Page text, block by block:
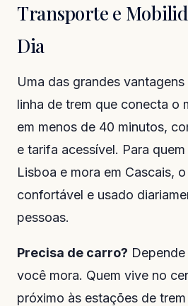
Transporte e
Dia
Uma das grandes
linha de trem que conecta o
em menos de 40 minutos,
e tarifa acessível. Para
Lisboa e mora em Cascais,
confortável e usado
pessoas.
Precisa de carro?
você mora. Quem vive no
próximo às estações de